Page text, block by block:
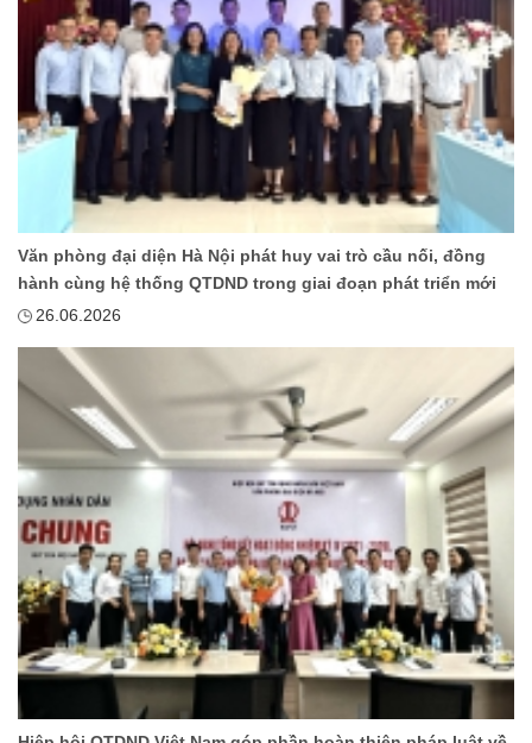
Văn phòng đại diện Hà Nội phát huy vai trò cầu nối, đồng
hành cùng hệ thống QTDND trong giai đoạn phát triển mới
26.06.2026